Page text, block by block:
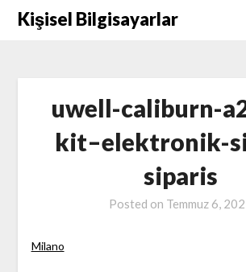
SkipKişisel Bilgisayarlar
uwell-caliburn-
kit–elektronik-
siparis
Posted on Temmuz 6,
Milano